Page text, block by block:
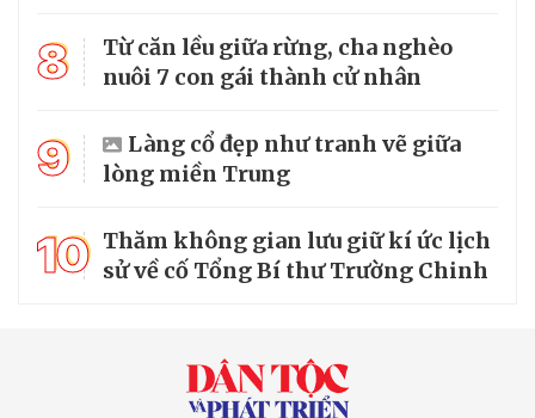
8
Từ căn lều giữa rừng, cha nghèo
nuôi 7 con gái thành cử nhân
9
Làng cổ đẹp như tranh vẽ giữa
lòng miền Trung
10 Thăm không gian lưu giữ kí ức lịch
sử về cố Tổng Bí thư Trường Chinh